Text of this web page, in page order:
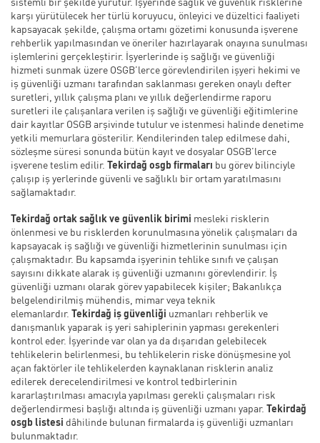
karşı yürütülecek her türlü koruyucu, önleyici ve düzeltici faaliyeti
kapsayacak şekilde, çalışma ortamı gözetimi konusunda işverene
rehberlik yapılmasından ve öneriler hazırlayarak onayına sunulması
işlemlerini gerçekleştirir. İşyerlerinde iş sağlığı ve güvenliği
hizmeti sunmak üzere OSGB’lerce görevlendirilen işyeri hekimi ve
iş güvenliği uzmanı tarafından saklanması gereken onaylı defter
suretleri, yıllık çalışma planı ve yıllık değerlendirme raporu
suretleri ile çalışanlara verilen iş sağlığı ve güvenliği eğitimlerine
dair kayıtlar OSGB arşivinde tutulur ve istenmesi halinde denetime
yetkili memurlara gösterilir. Kendilerinden talep edilmese dahi,
sözleşme süresi sonunda bütün kayıt ve dosyalar OSGB’lerce
işverene teslim edilir. Tekirdağ osgb firmaları bu görev bilinciyle
çalışıp iş yerlerinde güvenli ve sağlıklı bir ortam yaratılmasını
sağlamaktadır.
Tekirdağ ortak sağlık ve güvenlik birimi mesleki risklerin
önlenmesi ve bu risklerden korunulmasına yönelik çalışmaları da
kapsayacak iş sağlığı ve güvenliği hizmetlerinin sunulması için
çalışmaktadır. Bu kapsamda işyerinin tehlike sınıfı ve çalışan
sayısını dikkate alarak iş güvenliği uzmanını görevlendirir. İş
güvenliği uzmanı olarak görev yapabilecek kişiler; Bakanlıkça
belgelendirilmiş mühendis, mimar veya teknik
elemanlardır. Tekirdağ iş güvenliği uzmanları rehberlik ve
danışmanlık yaparak iş yeri sahiplerinin yapması gerekenleri
kontrol eder. İşyerinde var olan ya da dışarıdan gelebilecek
tehlikelerin belirlenmesi, bu tehlikelerin riske dönüşmesine yol
açan faktörler ile tehlikelerden kaynaklanan risklerin analiz
edilerek derecelendirilmesi ve kontrol tedbirlerinin
kararlaştırılması amacıyla yapılması gerekli çalışmaları risk
değerlendirmesi başlığı altında iş güvenliği uzmanı yapar. Tekirdağ
osgb listesi dâhilinde bulunan firmalarda iş güvenliği uzmanları
bulunmaktadır.